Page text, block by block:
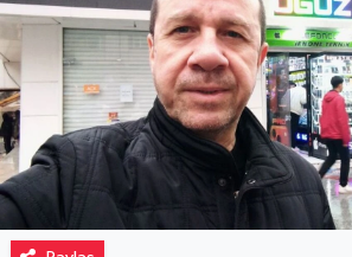
Müzik
Piyasa
Resmi İlanlar
Sağlık